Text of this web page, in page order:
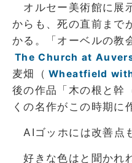
オルセー美術館に展
からも、死の直前まで
かる。「オーベルの教
The Church at
麦畑（ Wheatfield
後の作品「木の根と幹
くの名作がこの時期に
AIゴッホには改善点
好きな色はと聞かれ